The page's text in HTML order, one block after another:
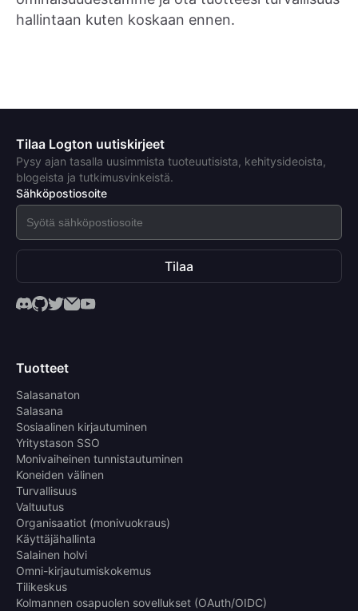
hallintaan kuten koskaan ennen.
Tilaa Logton uutiskirjeet
Pysy ajan tasalla uusimmista tuoteuutisista, kehitysideoista,
blogeista ja tutkimusvinkeistä.
Sähköpostiosoite
Tilaa
Tuotteet
Salasanaton
Salasana
Sosiaalinen kirjautuminen
Yritystason SSO
Monivaiheinen tunnistautuminen
Koneiden välinen
Turvallisuus
Valtuutus
Organisaatiot (monivuokraus)
Käyttäjähallinta
Salainen holvi
Omni-kirjautumiskokemus
Tilikeskus
Kolmannen osapuolen sovellukset (OAuth/OIDC)